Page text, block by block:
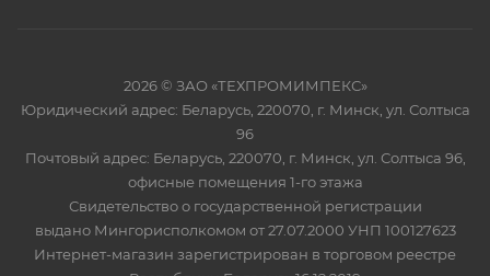
2026 © ЗАО «ТЕХПРОМИМПЕКС»
Юридический адрес: Беларусь, 220070, г. Минск, ул. Солтыса
96
Почтовый адрес: Беларусь, 220070, г. Минск, ул. Солтыса 96,
офисные помещения 1-го этажа
Свидетельство о государственной регистрации
выдано Мингорисполкомом от 27.07.2000 УНП 100127623
Интернет-магазин зарегистрирован в торговом реестре